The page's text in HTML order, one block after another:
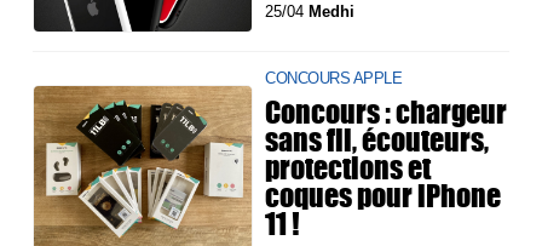
25/04Medhi
CONCOURS APPLE
Concours : chargeur
sans fil, écouteurs,
protections et
coques pour iPhone
11 !